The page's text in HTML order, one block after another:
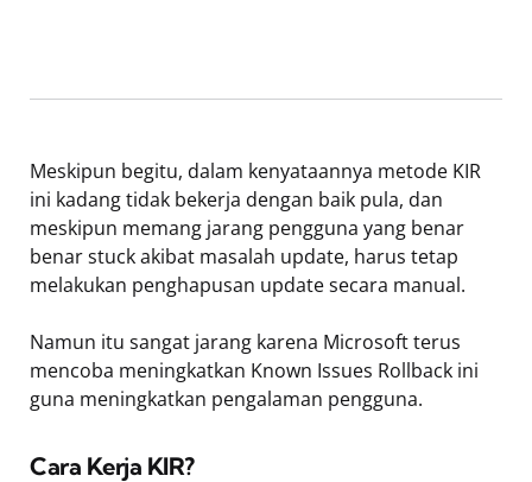
Meskipun begitu, dalam kenyataannya metode KIR
ini kadang tidak bekerja dengan baik pula, dan
meskipun memang jarang pengguna yang benar
benar stuck akibat masalah update, harus tetap
melakukan penghapusan update secara manual.
Namun itu sangat jarang karena Microsoft terus
mencoba meningkatkan Known Issues Rollback ini
guna meningkatkan pengalaman pengguna.
Cara Kerja KIR?